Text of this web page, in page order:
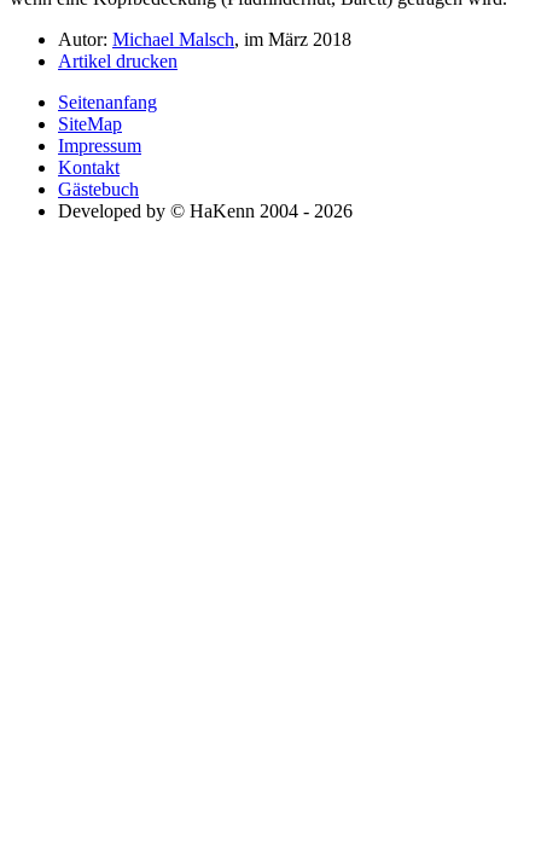
Autor: Michael Malsch, im März 2018
Artikel drucken
Seitenanfang
SiteMap
Impressum
Kontakt
Gästebuch
Developed by © HaKenn 2004 - 2026